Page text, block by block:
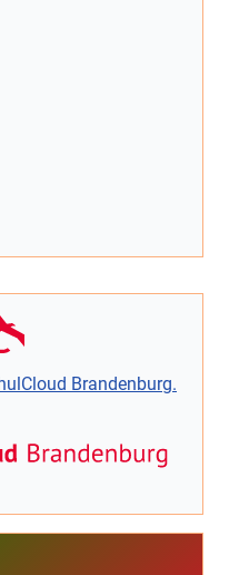
Brandenburg.